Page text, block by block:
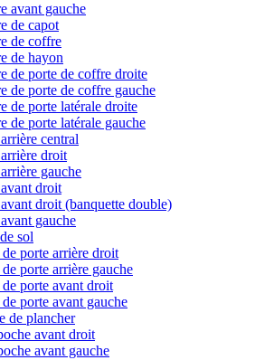
avant gauche
de capot
de coffre
de hayon
de porte de coffre droite
de porte de coffre gauche
de porte latérale droite
de porte latérale gauche
central
droit
gauche
droit
droit (banquette double)
gauche
sol
porte arrière droit
porte arrière gauche
porte avant droit
porte avant gauche
de plancher
avant droit
avant gauche